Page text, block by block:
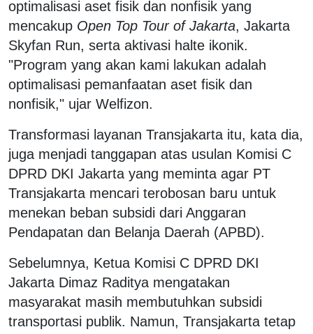
optimalisasi aset fisik dan nonfisik yang
mencakup Open Top Tour of Jakarta, Jakarta
Skyfan Run, serta aktivasi halte ikonik.
"Program yang akan kami lakukan adalah
optimalisasi pemanfaatan aset fisik dan
nonfisik," ujar Welfizon.
Transformasi layanan Transjakarta itu, kata dia,
juga menjadi tanggapan atas usulan Komisi C
DPRD DKI Jakarta yang meminta agar PT
Transjakarta mencari terobosan baru untuk
menekan beban subsidi dari Anggaran
Pendapatan dan Belanja Daerah (APBD).
Sebelumnya, Ketua Komisi C DPRD DKI
Jakarta Dimaz Raditya mengatakan
masyarakat masih membutuhkan subsidi
transportasi publik. Namun, Transjakarta tetap